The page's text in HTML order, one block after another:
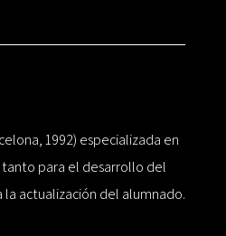
1992) especializada en
para el desarrollo del
actualización del alumnado.